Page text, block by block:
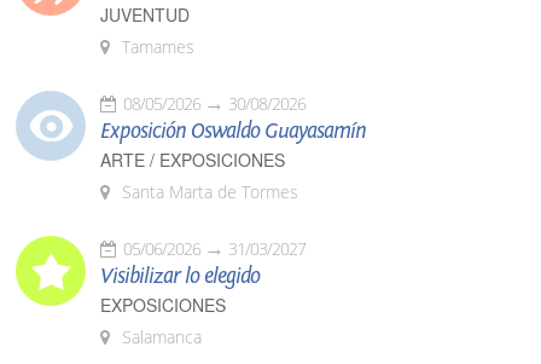
JUVENTUD
Tamames
08/05/2026 30/08/2026
Exposición Oswaldo Guayasamín
ARTE / EXPOSICIONES
Santa Marta de Tormes
05/06/2026 31/03/2027
Visibilizar lo elegido
EXPOSICIONES
Salamanca